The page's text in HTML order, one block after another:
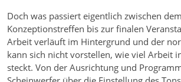
Doch was passiert eigentlich zwischen
Konzeptionstreffen bis zur finalen
Arbeit verläuft im Hintergrund und der
kann sich nicht vorstellen, wie viel Arbeit
steckt. Von der Ausrichtung und